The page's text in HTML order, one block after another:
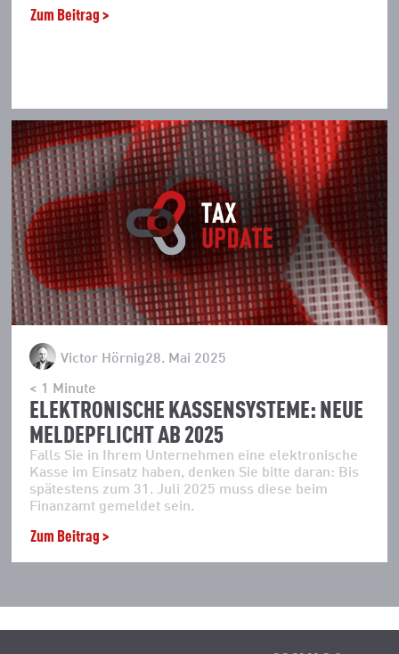
Zum Beitrag >
Victor Hörnig28. Mai 2025
< 1 Minute
ELEKTRONISCHE KASSENSYSTEME: NEUE
MELDEPFLICHT AB 2025
Falls Sie in Ihrem Unternehmen eine elektronische
Kasse im Einsatz haben, denken Sie bitte daran: Bis
spätestens zum 31. Juli 2025 muss diese beim
Finanzamt gemeldet sein.
Zum Beitrag >